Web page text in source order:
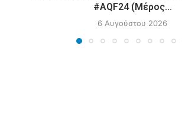
#AQF24 (Μέρος...
6 Αυγούστου 2026